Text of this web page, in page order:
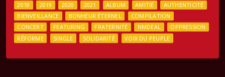
2018
2019 2020 2021 ALBUM AMITIÉ
AUTHENTICITÉ
BIENVEILLANCE
BONHEUR ÉTERNEL
COMPILATION
CONCERT
FEATURING FRATERNITÉ NMDEAL
OPPRESSION
RÉFORME
SINGLE SOLIDARITÉ VOIX DU PEUPLE